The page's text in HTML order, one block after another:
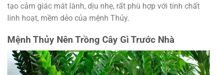
tạo cảm giác mát lành, dịu nhẹ, rất phù hợp với tính chất
linh hoạt, mềm dẻo của mệnh Thủy.
Mệnh Thủy Nên Trồng Cây Gì Trước Nhà